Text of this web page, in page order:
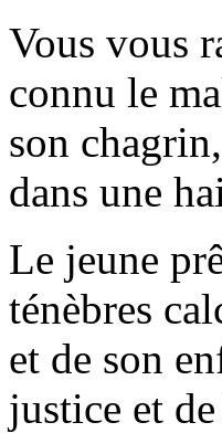
Vous vous
connu le
son
dans une
Le jeune
ténèbres
et de son
justice et